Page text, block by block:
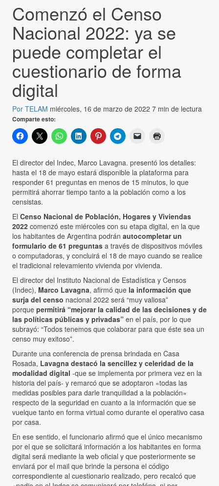
Comenzó el Censo
Nacional 2022: ya se
puede completar el
cuestionario de forma
digital
Por TELAM miércoles, 16 de marzo de 2022 7 min de lectura
Comparte esto:
El director del Indec, Marco Lavagna. presentó los detalles:
hasta el 18 de mayo estará disponible la plataforma para
responder 61 preguntas en menos de 15 minutos, lo que
permitirá ahorrar tiempo tanto a la población como a los
censistas.
El Censo Nacional de Población, Hogares y Viviendas
2022 comenzó este miércoles con su etapa digital, en la que
los habitantes de Argentina podrán autocompletar un
formulario de 61 preguntas a través de dispositivos móviles
o computadoras, y concluirá el 18 de mayo cuando se realice
el tradicional relevamiento vivienda por vivienda.
El director del Instituto Nacional de Estadística y Censos
(Indec), Marco Lavagna, afirmó que la información que
surja del censo nacional 2022 será “muy valiosa”
porque permitirá “mejorar la calidad de las decisiones y de
las políticas públicas y privadas” en el país, por lo que
subrayó: “Todos tenemos que colaborar para que éste sea un
censo muy exitoso”.
Durante una conferencia de prensa brindada en Casa
Rosada, Lavagna destacó la sencillez y celeridad de la
modalidad digital -que se implementa por primera vez en la
historia del país- y remarcó que se adoptaron «todas las
medidas posibles para darle tranquilidad a la población»
respecto de la seguridad en cuanto a la información que se
vuelque tanto en forma virtual como durante el operativo casa
por casa.
En ese sentido, el funcionario afirmó que el único mecanismo
por el que se solicitará información a los habitantes en forma
digital será mediante la web oficial y que posteriormente se
enviará por el mail que brinde la persona el código
correspondiente al cuestionario realizado, pero recalcó que